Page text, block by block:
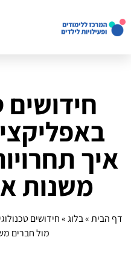
חידושים
איך
משנות
דף הבית»בלוג»חידושים
מול חברים